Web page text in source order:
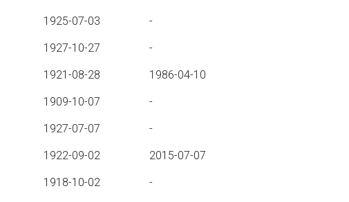
1925-07-03 -
1927-10-27 -
1921-08-28 1986-04-10
1909-10-07 -
1927-07-07 -
1922-09-02 2015-07-07
1918-10-02 -